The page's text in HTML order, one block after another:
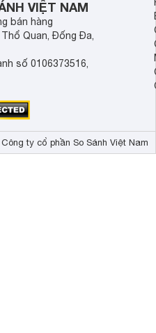
VIỆT NAM
bán hàng
Quan, Đống Đa,
số 0106373516,
ty cổ phần So Sánh Việt Nam